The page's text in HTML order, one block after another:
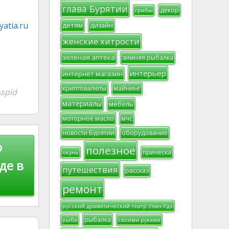
в
глава Бурятии грибы декор
детям дизайн
женские хитрости
зеленая аптека зимняя рыбалка
интернет магазин интерьер
криптовалюты майнинг
материалы мебель
моторное масло
мчс
новости Бурятии
оборудование
окунь полезное прическа
путешествия рассказ
ремонт
русский драматический театр Улан-Удэ
рыба
рыбалка своими руками